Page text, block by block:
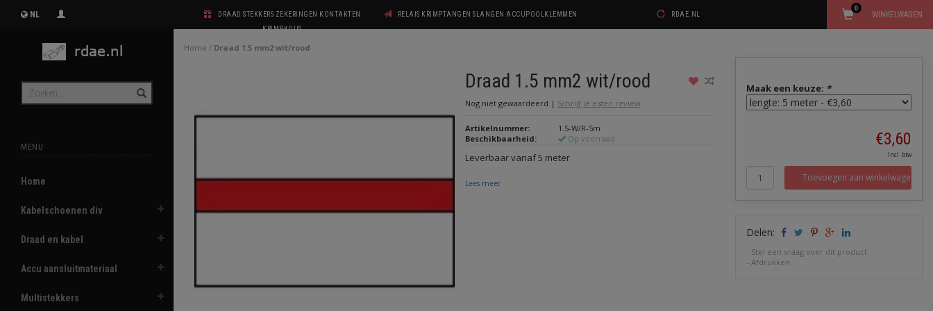
NL
DRAAD STEKKERS ZEKERINGEN KONTAKTEN
KRIMPKOUS
RELAIS KRIMPTANGEN SLANGEN ACCUPOOLKLEMMEN RDAE.NL WINKELWAGEN
0
MENU
Home
Kabelschoenen div
Draad en kabel
Accu aansluitmateriaal
Multistekkers
Home / Draad 1.5 mm2 wit/rood
Draad 1.5 mm2 wit/rood
Nog niet gewaardeerd | Schrijf je eigen review
Artikelnummer:
1.5-W/R-5m
Beschikbaarheid:
Op voorraad
Leverbaar vanaf 5 meter
Lees meer
Maak een keuze: *
€3,60
Incl. btw
Toevoegen aan winkelwagen
Delen:
- Stel een vraag over dit product
-Afdrukken